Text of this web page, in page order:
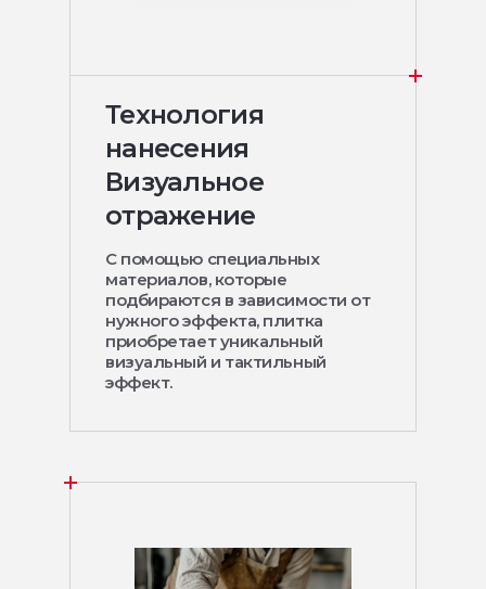
Технология
нанесения
Визуальное
отражение
С помощью специальных
материалов, которые
подбираются в зависимости от
нужного эффекта, плитка
приобретает уникальный
визуальный и тактильный
эффект.